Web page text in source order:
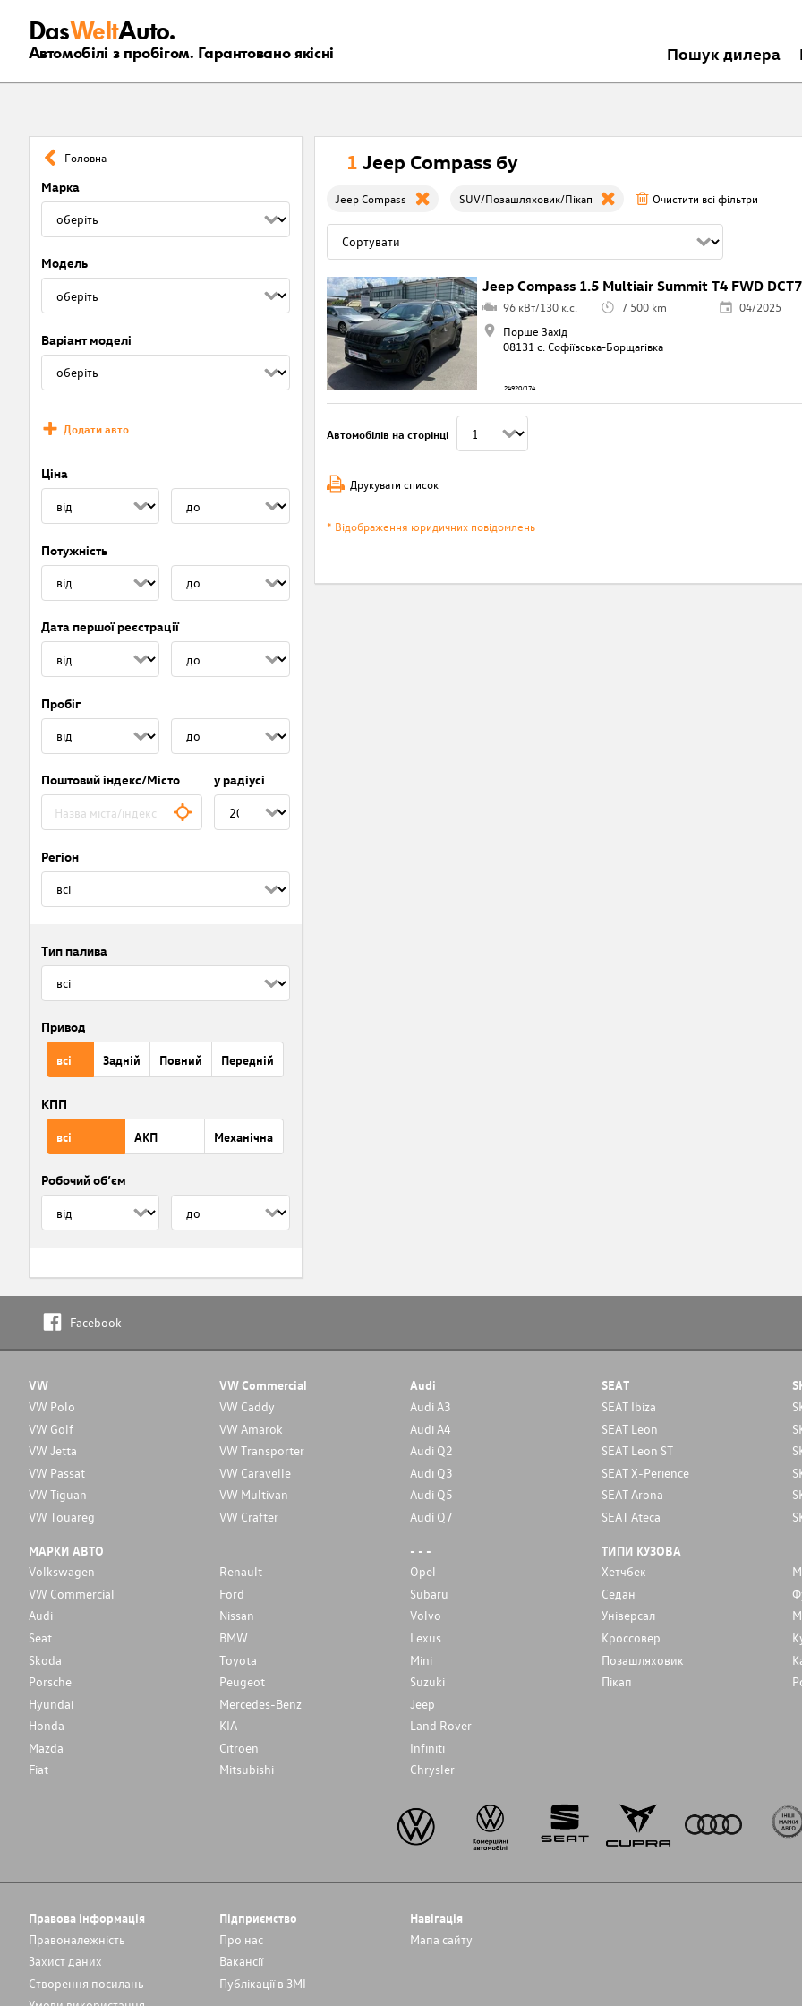
DasWeltAuto.
Автомобілі з пробігом. Гарантовано якісні Пошук дилера
Головна
Марка
Модель
Варіант моделі
Додати авто
Ціна
Потужність
Дата першої реєстрації
Пробіг
Поштовий індекс/Місто у радіусі
Регіон
Тип палива
Привод
всі Задній Повний Передній
КПП
всі АКП Механічна
Робочий об’єм
1 Jeep Compass бу
Jeep Compass SUV/Позашляховик/Пікап Очистити всі фільтри
Jeep Compass 1.5 Multiair Summit T4 FWD
96 кВт/130 к.с. 7 500 km
04/2025
Порше Захід
08131 с. Софіївська-Борщагівкa
24920/174
Автомобілів на сторінці
Друкувати список
* Відображення юридичних повідомлень
Facebook
VW
VW Polo
VW Golf
VW Jetta
VW Passat
VW Tiguan
VW Touareg
VW Commercial
VW Caddy
VW Amarok
VW Transporter
VW Caravelle
VW Multivan
VW Crafter
Audi
Audi A3
Audi A4
Audi Q2
Audi Q3
Audi Q5
Audi Q7
SEAT
SEAT Ibiza
SEAT Leon
SEAT Leon ST
SEAT X-Perience
SEAT Arona
SEAT Ateca
МАРКИ АВТО
Volkswagen
Renault
VW Commercial
Ford
Audi
Nissan
Seat
BMW
Skoda
Toyota
Porsche
Peugeot
Hyundai
Mercedes-Benz
Honda
KIA
Mazda
Citroen
Fiat
Mitsubishi
- - -
Opel
Subaru
Volvo
Lexus
Mini
Suzuki
Jeep
Land Rover
Infiniti
Chrysler
ТИПИ КУЗОВА
Хетчбек
Седан
Унiверсал
Кроссовер
Позашляховик
Пікап
Правова інформація
Правоналежність
Захист даних
Cтворення посилань
Підприємство
Про нас
Вакансії
Публікації в ЗМІ
Навігація
Мапа сайту